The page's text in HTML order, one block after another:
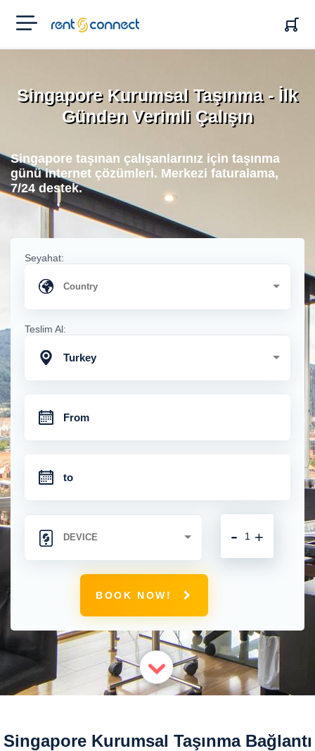
RENT'N
CONNECT
Singapore Kurumsal Taşınma - İlk
Günden Verimli Çalışın
Singapore taşınan çalışanlarınız için taşınma
günü internet çözümleri. Merkezi faturalama,
7/24 destek.
Seyahat:
Teslim Al:
Turkey
+
-
BOOK NOW!
Singapore Kurumsal Taşınma Bağlantı